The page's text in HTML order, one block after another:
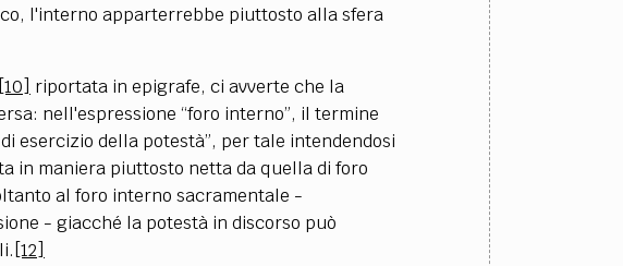
l'interno apparterrebbe piuttosto alla sfera
[10]
riportata in epigrafe, ci avverte che la
nell'espressione “foro interno”, il termine
esercizio della potestà”, per tale intendendosi
in maniera piuttosto netta da quella di foro
al foro interno sacramentale -
- giacché la potestà in discorso può
[12]